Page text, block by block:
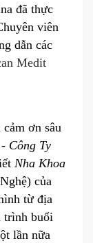
đã thực
viên
dẫn các
Medit
ơn sâu
Công Ty
Nha Khoa
của
từ địa
trình buổi
lần nữa